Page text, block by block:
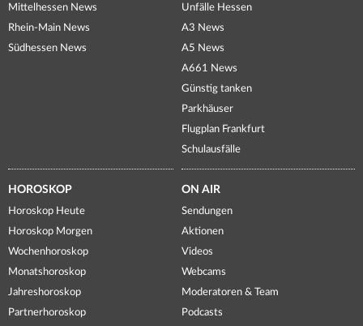
Mittelhessen News
Rhein-Main News
Südhessen News
Unfälle Hessen
A3 News
A5 News
A661 News
Günstig tanken
Parkhäuser
Flugplan Frankfurt
Schulausfälle
HOROSKOP
Horoskop Heute
Horoskop Morgen
Wochenhoroskop
Monatshoroskop
Jahreshoroskop
Partnerhoroskop
ON AIR
Sendungen
Aktionen
Videos
Webcams
Moderatoren & Team
Podcasts